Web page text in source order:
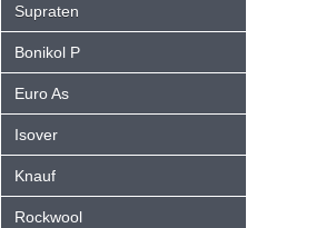
Supraten
Bonikol P
Euro As
Isover
Knauf
Rockwool